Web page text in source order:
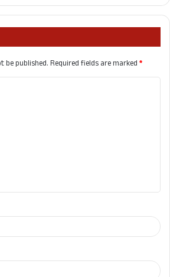
be published.Required fields are marked*